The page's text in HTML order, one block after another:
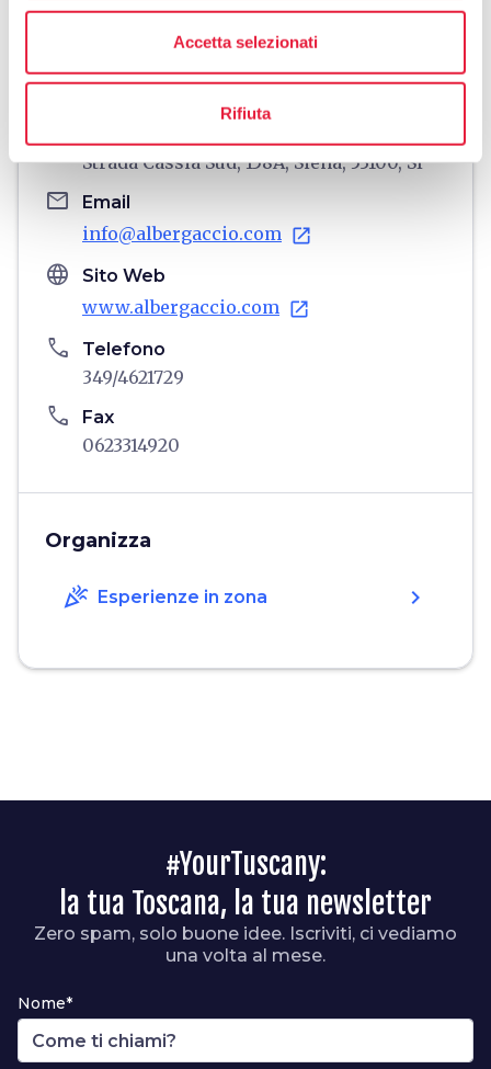
Accetta selezionati
Rifiuta
Strada Cassia Sud, 158A, Siena, 53100, SI
email Email
info@albergaccio.com open_in_new
language Sito Web
www.albergaccio.com open_in_new
phone Telefono
349/4621729
phone Fax
0623314920
Organizza
celebration Esperienze in zona chevron_right
#YourTuscany:
la tua Toscana, la tua newsletter
Zero spam, solo buone idee. Iscriviti, ci vediamo
una volta al mese.
Nome*